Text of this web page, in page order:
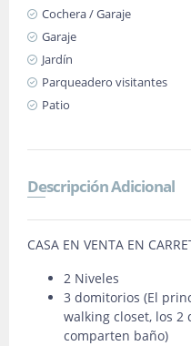
Cochera / Garaje
Garaje
Jardín
Parqueadero visitantes
Patio
Descripción Adicional
CASA EN VENTA EN
2 Niveles
3 domitorios (El
walking closet, los
comparten baño)